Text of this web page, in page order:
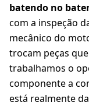
batendo no
com a inspeção
mecânico do
trocam peças
trabalhamos o
componente a
está realmente